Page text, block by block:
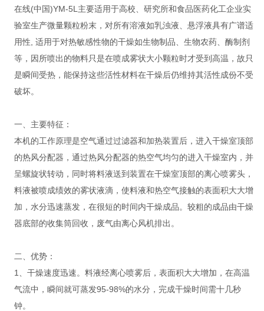
在线(中国)YM-5L主要适用于高校、研究所和食品医药化工企业实
验室生产微量颗粒粉末，对所有溶液如乳浊液、悬浮液具有广谱适
用性, 适用于对热敏感性物的干燥如生物制品、生物农药、酶制剂
等，因所喷出的物料只是在喷成雾状大小颗粒时才受到高温，故只
是瞬间受热，能保持这些活性材料在干燥后仍维持其活性成份不受
破坏。
一、主要特征：
本机的工作原理是空气通过过滤器和加热装置后，进入干燥室顶部
的热风分配器，通过热风分配器的热空气均匀的进入干燥室内，并
呈螺旋状转动，同时将料液送到装置在干燥室顶部的离心喷雾头，
料液被喷成绩效的雾状液滴，使料液和热空气接触的表面积大大增
加，水分迅速蒸发，在很短的时间内干燥成品。较粗的成品由干燥
器底部的收集筒回收，废气由离心风机排出。
二、优势：
1、干燥速度迅速。料液经离心喷雾后，表面积大大增加，在高温
气流中，瞬间就可蒸发95-98%的水分，完成干燥时间需十几秒
钟。